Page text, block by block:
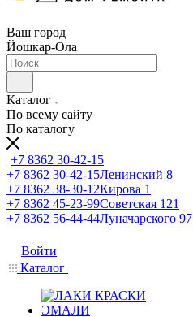
Ваш город
Йошкар-Ола
Каталог
По всему сайту
По каталогу
+7 8362 30-42-15
+7 8362 30-42-15Ленинский 8
+7 8362 38-30-12Кирова 1
+7 8362 45-23-99Советская 121
+7 8362 56-44-44Луначарского 97
Войти
Каталог